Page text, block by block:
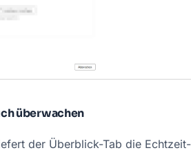
überwachen
der Überblick-Tab die